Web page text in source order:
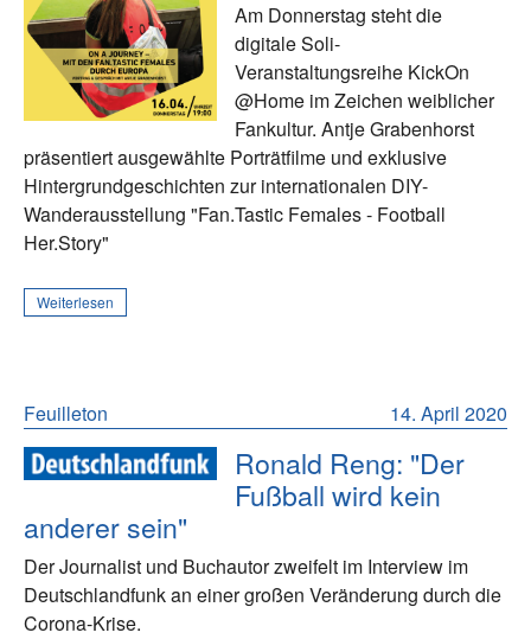
Am Donnerstag steht die
digitale Soli-
Veranstaltungsreihe KickOn
@Home im Zeichen weiblicher
Fankultur. Antje Grabenhorst
präsentiert ausgewählte Porträtfilme und exklusive
Hintergrundgeschichten zur internationalen DIY-
Wanderausstellung "Fan.Tastic Females - Football
Her.Story"
Weiterlesen
14. April 2020
Feuilleton
Ronald Reng: "Der
Fußball wird kein
anderer sein"
Der Journalist und Buchautor zweifelt im Interview im
Deutschlandfunk an einer großen Veränderung durch die
Corona-Krise.